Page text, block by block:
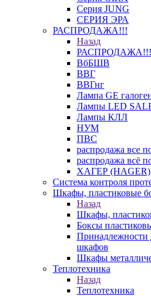
Серия JUNG
СЕРИЯ ЭРА
РАСПРОДАЖА!!!
Назад
РАСПРОДАЖА!!!
ВбБШВ
ВВГ
ВВГнг
Лампа GE
Лампы LED
Лампы КЛЛ
НУМ
ПВС
распродажа все
распродажа всё
ХАГЕР
Система контроля
Шкафы, пластиковые
Назад
Шкафы,
Боксы
Принадлежности
шкафов
Шкафы
Теплотехника
Назад
Теплотехника